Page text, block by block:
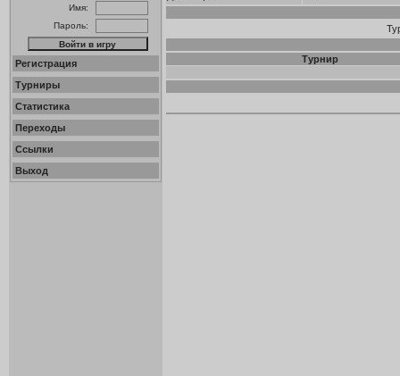
Имя:
Пароль:
Регистрация
Турниры
Статистика
Переходы
Ссылки
Выход
Турнир